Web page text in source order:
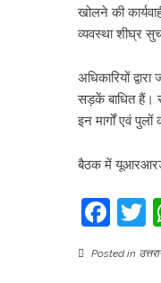
खोलने की
व्यवस्था शीघ्र
अधिकारियों
सड़कें बाधित हैं।
इन मार्गों एवं
बैठक में
Posted in